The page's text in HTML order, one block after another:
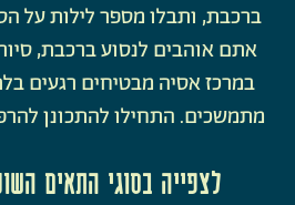
ברכבת, ותבלו מספר לילות על
אתם אוהבים לנסוע ברכבת,
במרכז אסיה מבטיחים רגעים
מתמשכים. התחילו להתכונן
לצפייה בסוגי התאים